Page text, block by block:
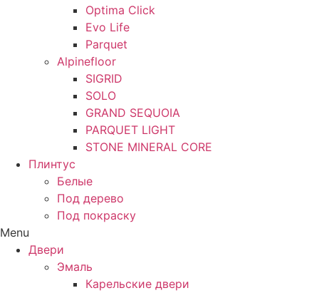
Optima Click
Evo Life
Parquet
Alpinefloor
SIGRID
SOLO
GRAND SEQUOIA
PARQUET LIGHT
STONE MINERAL CORE
Плинтус
Белые
Под дерево
Под покраску
Menu
Двери
Эмаль
Карельские двери